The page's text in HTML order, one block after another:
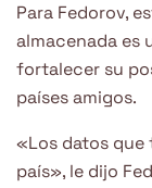
Para Fedorov,
almacenada es
fortalecer su
países amigos.
«Los datos que
país», le dijo